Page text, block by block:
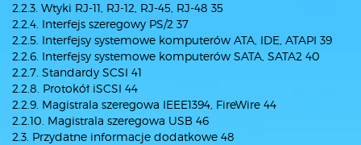
2.2.3. Wtyki RJ-11, RJ-12, RJ-45, RJ-48 35
2.2.4. Interfejs szeregowy PS/2 37
2.2.5. Interfejsy systemowe komputerów ATA, IDE, ATAPI 39
2.2.6. Interfejsy systemowe komputerów SATA, SATA2 40
2.2.7. Standardy SCSI 41
2.2.8. Protokół iSCSI 44
2.2.9. Magistrala szeregowa IEEE1394, FireWire 44
2.2.10. Magistrala szeregowa USB 46
2.3. Przydatne informacje dodatkowe 48